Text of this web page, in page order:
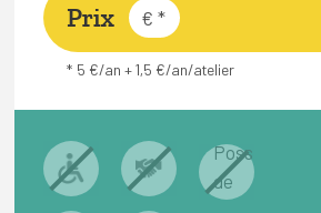
Prix € *
* 5 €/an + 1,5 €/an/atelier